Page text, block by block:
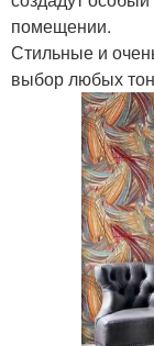
помещении.
Стильные и
выбор любых